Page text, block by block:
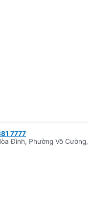
7777
Đình, Phường Võ Cường,